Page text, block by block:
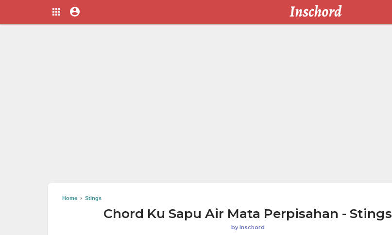
Home › Stings
Chord Ku Sapu Air Mata Perpisahan - Stings
byInschord